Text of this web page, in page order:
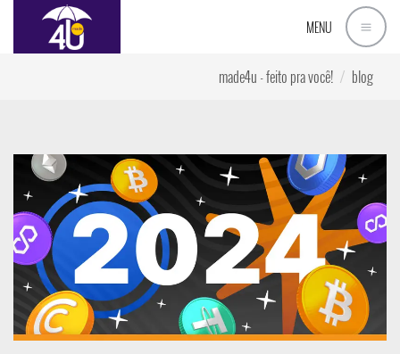
MENU
made4u - feito pra você! blog